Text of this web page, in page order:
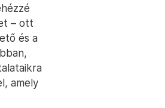
– ott
és a
amely